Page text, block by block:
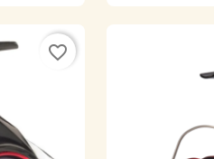
favorite_border